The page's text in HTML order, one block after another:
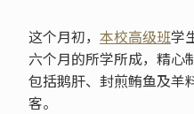
这个月初， 本校高级班学
六个月的所学所成，精心
包括鹅肝、封煎鲔鱼及羊
客。